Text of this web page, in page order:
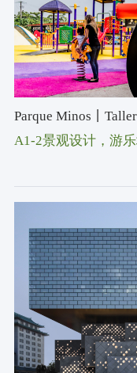
Parque Minos丨
A1-2景观设计，游